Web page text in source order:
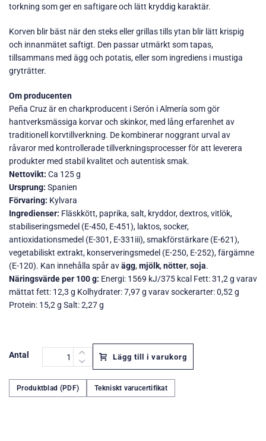
torkning som ger en saftigare och lätt kryddig karaktär.
Korven blir bäst när den steks eller grillas tills ytan blir lätt krispig
och innanmätet saftigt. Den passar utmärkt som tapas,
tillsammans med ägg och potatis, eller som ingrediens i mustiga
gryträtter.
Om producenten
Peña Cruz är en charkproducent i Serón i Almería som gör
hantverksmässiga korvar och skinkor, med lång erfarenhet av
traditionell korvtillverkning. De kombinerar noggrant urval av
råvaror med kontrollerade tillverkningsprocesser för att leverera
produkter med stabil kvalitet och autentisk smak.
Nettovikt: Ca 125 g
Ursprung: Spanien
Förvaring: Kylvara
Ingredienser: Fläskkött, paprika, salt, kryddor, dextros, vitlök,
stabiliseringsmedel (E-450, E-451), laktos, socker,
antioxidationsmedel (E-301, E-331iii), smakförstärkare (E-621),
vegetabiliskt extrakt, konserveringsmedel (E-250, E-252), färgämne
(E-120). Kan innehålla spår avägg,mjölk,nötter,soja.
Näringsvärde per 100 g: Energi: 1569 kJ/375 kcal Fett: 31,2 g varav
mättat fett: 12,3 g Kolhydrater: 7,97 g varav sockerarter: 0,52 g
Protein: 15,2 g Salt: 2,27 g
Antal Lägg till i varukorg
Produktblad (PDF) Tekniskt varucertifikat